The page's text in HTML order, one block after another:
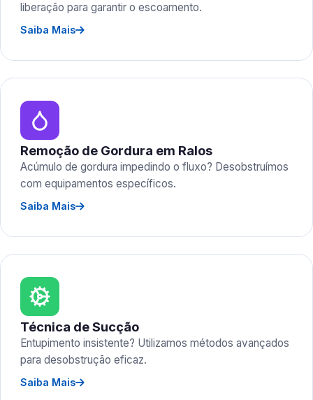
liberação para garantir o escoamento.
Saiba Mais
Remoção de Gordura em Ralos
Acúmulo de gordura impedindo o fluxo? Desobstruímos
com equipamentos específicos.
Saiba Mais
Técnica de Sucção
Entupimento insistente? Utilizamos métodos avançados
para desobstrução eficaz.
Saiba Mais